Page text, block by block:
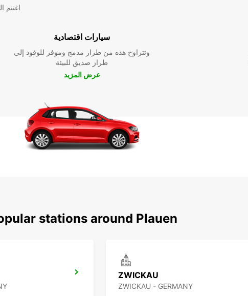
اغتنم
سيارات اقتصادية
وتتراوح هذه من طراز مدمج وموفر للوقود إلى
طراز صديق للبيئة
عرض المزيد
stations around Plauen
ZWICKAU
ZWICKAU - GERMANY